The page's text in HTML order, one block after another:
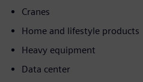
Cranes
Home and lifestyle products
Heavy equipment
Data center